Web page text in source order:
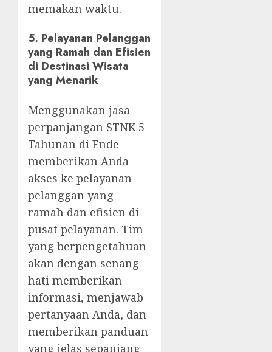
memakan waktu.
5. Pelayanan Pelanggan
yang Ramah dan Efisien
di Destinasi Wisata
yang Menarik
Menggunakan jasa
perpanjangan STNK 5
Tahunan di Ende
memberikan Anda
akses ke pelayanan
pelanggan yang
ramah dan efisien di
pusat pelayanan. Tim
yang berpengetahuan
akan dengan senang
hati memberikan
informasi, menjawab
pertanyaan Anda, dan
memberikan panduan
yang jelas sepanjang